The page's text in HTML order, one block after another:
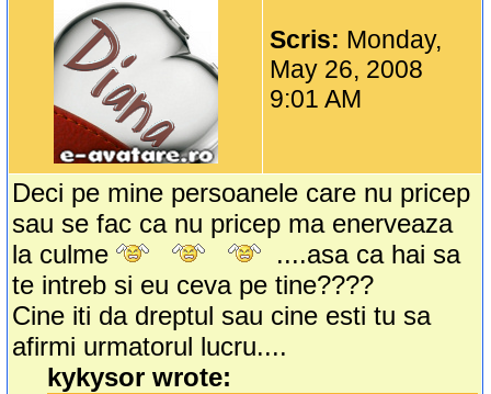
Scris: Monday,
May 26, 2008
9:01 AM
Deci pe mine persoanele care nu pricep
sau se fac ca nu pricep ma enerveaza
la culme
....asa ca hai sa
te intreb si eu ceva pe tine????
Cine iti da dreptul sau cine esti tu sa
afirmi urmatorul lucru....
kykysor wrote: